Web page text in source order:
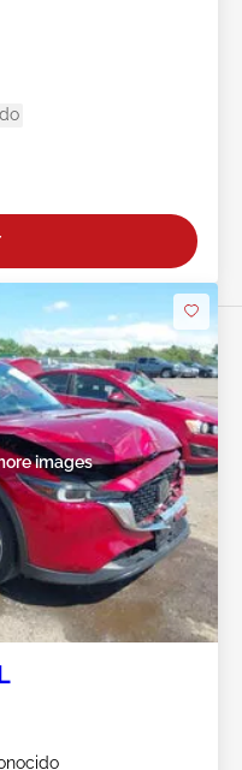
images